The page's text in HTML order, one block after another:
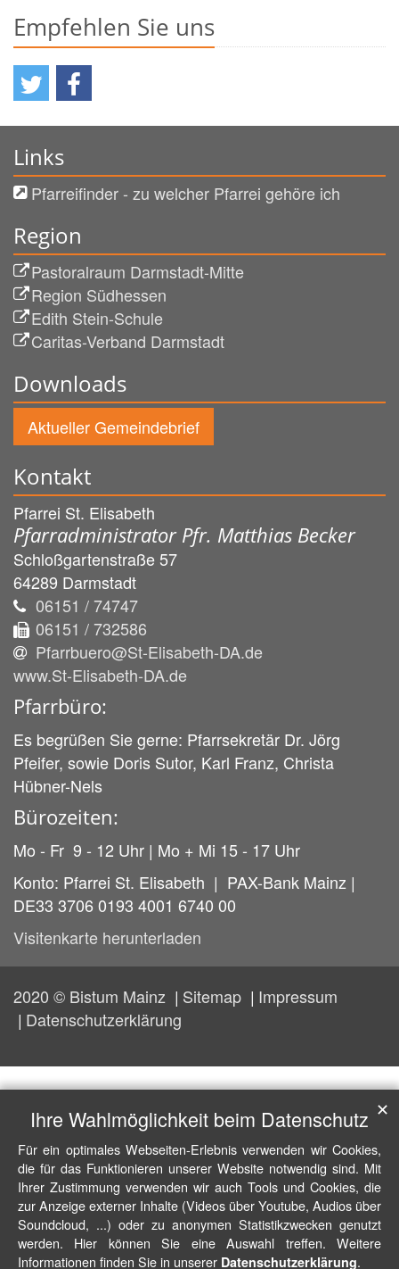
Empfehlen Sie uns
Links
Pfarreifinder - zu welcher Pfarrei gehöre ich
Region
Pastoralraum Darmstadt-Mitte
Region Südhessen
Edith Stein-Schule
Caritas-Verband Darmstadt
Downloads
Aktueller Gemeindebrief
Kontakt
Pfarrei St. Elisabeth
Pfarradministrator Pfr. Matthias Becker
Schloßgartenstraße 57
64289 Darmstadt
06151 / 74747
06151 / 732586
Pfarrbuero@St-Elisabeth-DA.de
www.St-Elisabeth-DA.de
Pfarrbüro:
Es begrüßen Sie gerne: Pfarrsekretär Dr. Jörg
Pfeifer, sowie Doris Sutor, Karl Franz, Christa
Hübner-Nels
Bürozeiten:
Mo - Fr 9 - 12 Uhr | Mo + Mi 15 - 17 Uhr
Konto: Pfarrei St. Elisabeth | PAX-Bank Mainz |
DE33 3706 0193 4001 6740 00
Visitenkarte herunterladen
2020 © Bistum Mainz Sitemap
Impressum
Datenschutzerklärung
Ihre Wahlmöglichkeit beim Datenschutz
Für ein optimales Webseiten-Erlebnis verwenden wir Cookies,
die für das Funktionieren unserer Website notwendig sind. Mit
Ihrer Zustimmung verwenden wir auch Tools und Cookies, die
zur Anzeige externer Inhalte (Videos über Youtube, Audios über
Soundcloud, ...) oder zu anonymen Statistikzwecken genutzt
werden. Hier können Sie eine Auswahl treffen. Weitere
Informationen finden Sie in unserer Datenschutzerklärung.
✕